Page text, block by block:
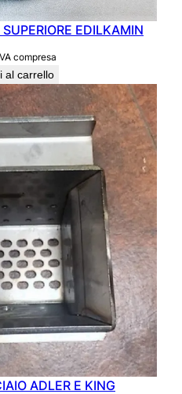
EDILKAMIN
compresa
al carrello
ADLER E KING